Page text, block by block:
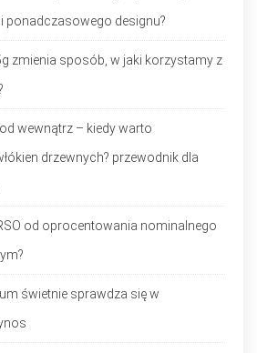
ponadczasowego designu?
zmienia sposób, w jaki korzystamy z
wewnątrz – kiedy warto
drzewnych? przewodnik dla
od oprocentowania nominalnego
świetnie sprawdza się w